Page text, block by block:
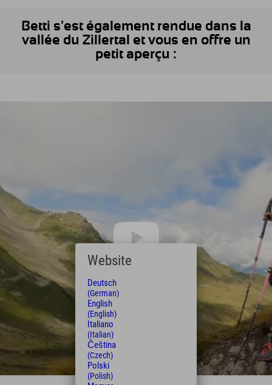
Betti s'est également rendue dans la
vallée du Zillertal et vous en offre un
petit aperçu :
Website
Deutsch
(German)
English
(English)
Italiano
(Italian)
Čeština
(Czech)
Polski
(Polish)